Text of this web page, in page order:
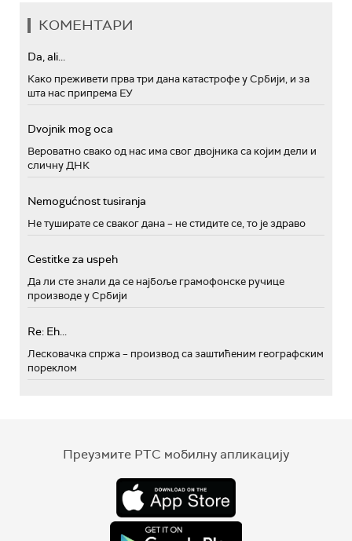
КОМЕНТАРИ
Da, ali...
Како преживети прва три дана катастрофе у Србији, и за
шта нас припрема ЕУ
Dvojnik mog oca
Вероватно свако од нас има свог двојника са којим дели и
сличну ДНК
Nemogućnost tusiranja
Не туширате се сваког дана – не стидите се, то је здраво
Cestitke za uspeh
Да ли сте знали да се најбоље грамофонске ручице
производе у Србији
Re: Eh...
Лесковачка спржа – производ са заштићеним географским
пореклом
Преузмите РТС мобилну апликацију